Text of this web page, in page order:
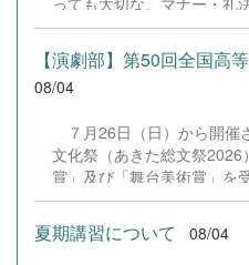
ーマと結果 設定テーマ部
期離職を解消する人材開
る社会へ―』 &rArr; 惜しく
のキャリア形成に正面から
く評価されました。 自由テ
ターンな時間投資型経済
密な論理構成が認められ、
いたしました！ &nbsp; 当
怖...
方、作法、話し方など、基
幌様の協力のもと、授業を
ンターンシップに向けて準
【演劇部】第50回全国高
08/04
７月26日（日）から開催
文化祭（あきた総文祭2026
賞」及び「舞台美術賞」を
は、本校の部員たちもこれ
を存分に発揮し、堂々と舞
全国の舞台において、一人
夏期講習について 08/04